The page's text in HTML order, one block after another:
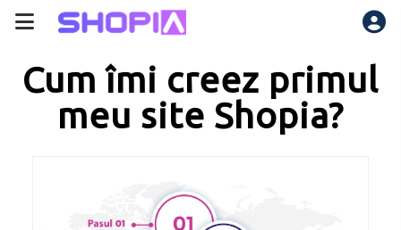
Cum îmi creez primul
meu site Shopia?